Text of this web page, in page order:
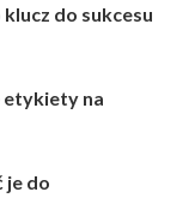
do sukcesu
etykiety na
je do